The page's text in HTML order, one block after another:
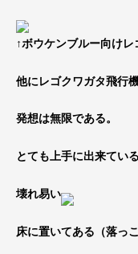
↑ボウケンブルー向けレ
他にレゴクワガタ飛行
発想は無限である。
とても上手に出来てい
壊れ易い
床に置いてある（落っ